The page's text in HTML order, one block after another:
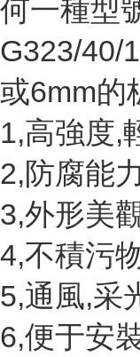
何一種型
G323/40/
或6mm的
1,高強度,
2,防腐能
3,外形美
4,不積污
5,通風,采
6,便于安